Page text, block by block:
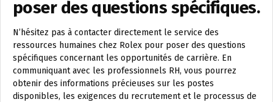
poser des questions spécifiques.
N’hésitez pas à contacter directement le service des
ressources humaines chez Rolex pour poser des questions
spécifiques concernant les opportunités de carrière. En
communiquant avec les professionnels RH, vous pourrez
obtenir des informations précieuses sur les postes
disponibles, les exigences du recrutement et le processus de